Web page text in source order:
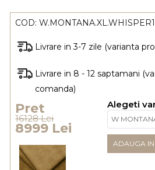
COD:
Livrare in 3-7 zile (varianta
Livrare in 8 - 12 saptamani
comanda)
Pret
16128 Lei
8999 Lei
Alegeti
ADAUGA